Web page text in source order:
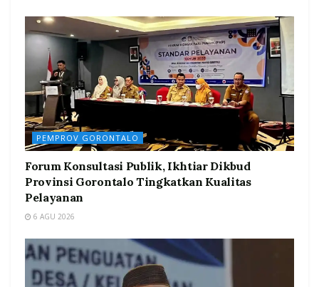
PEMPROV GORONTALO
Forum Konsultasi Publik, Ikhtiar Dikbud
Provinsi Gorontalo Tingkatkan Kualitas
Pelayanan
6 AGU 2026